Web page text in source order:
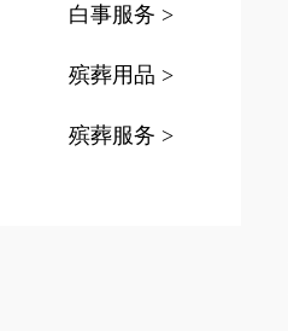
白事服务 >
殡葬用品 >
殡葬服务 >